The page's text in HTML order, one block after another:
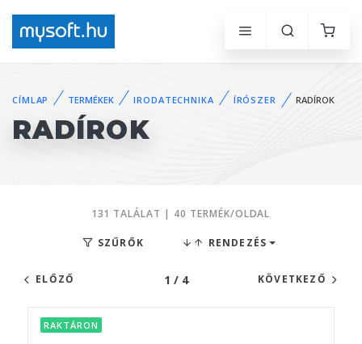
CÍMLAP TERMÉKEK IRODATECHNIKA ÍRÓSZER RADÍROK
RADÍROK
131 TALÁLAT | 40 TERMÉK/OLDAL
SZŰRŐK RENDEZÉS
ELŐZŐ 1 / 4 KÖVETKEZŐ
RAKTÁRON